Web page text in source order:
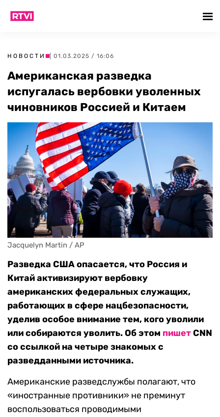
НОВОСТИ | 01.03.2025 / 16:06
Американская разведка
испугалась вербовки уволенных
чиновников Россией и Китаем
Jacquelyn Martin / AP
Разведка США опасается, что Россия и
Китай активизируют вербовку
американских федеральных служащих,
работающих в сфере нацбезопасности,
уделив особое внимание тем, кого уволили
или собираются уволить. Об этом пишетCNN
со ссылкой на четыре знакомых с
разведданными источника.
Американские разведслужбы полагают, что
«иностранные противники» не преминут
воспользоваться проводимыми